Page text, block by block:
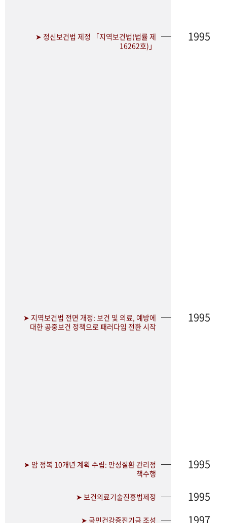
➤ 정신보건법 제정 「지역보건법(법률 제
16262호)」
1995
➤ 지역보건법 전면 개정: 보건 및 의료, 예방에
대한 공중보건 정책으로 패러다임 전환 시작
1995
➤ 암 정복 10개년 계획 수립: 만성질환 관리정
책수행
1995
➤ 보건의료기술진흥법제정 1995
➤ 국민건강증진기금 조성 1997